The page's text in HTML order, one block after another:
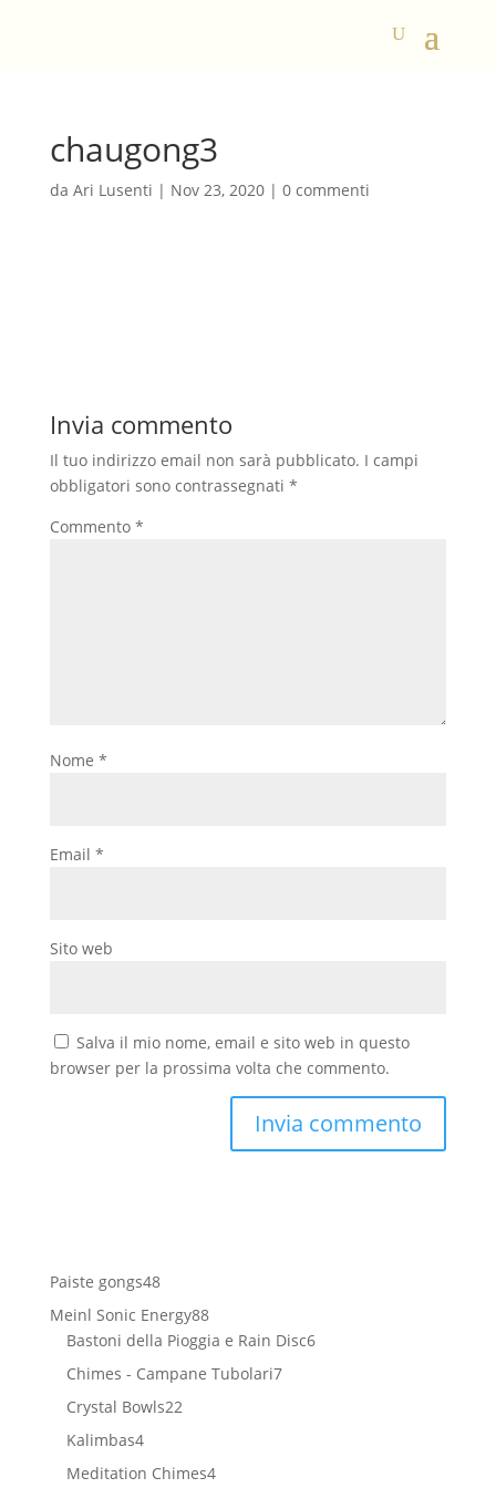
chaugong3
da Ari Lusenti | Nov 23, 2020| 0 commenti
Invia commento
Il tuo indirizzo email non sarà pubblicato. I campi
obbligatori sono contrassegnati *
Commento *
Nome *
Email *
Sito web
Salva il mio nome, email e sito web in questo
browser per la prossima volta che commento.
Paiste gongs4848
prodotti
Meinl Sonic Energy8888
prodotti
Bastoni della Pioggia e Rain Disc66
Chimes - Campane Tubolari77
Crystal Bowls2222
Kalimbas44
prodotti
Meditation Chimes44